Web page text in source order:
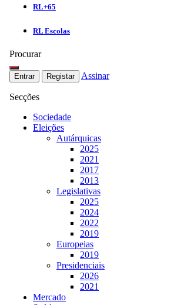
RL+65
RL Escolas
Procurar
Entrar Registar Assinar
Secções
Sociedade
Eleições
Autárquicas
2025
2021
2017
2013
Legislativas
2025
2024
2022
2019
Europeias
2019
Presidenciais
2026
2021
Mercado